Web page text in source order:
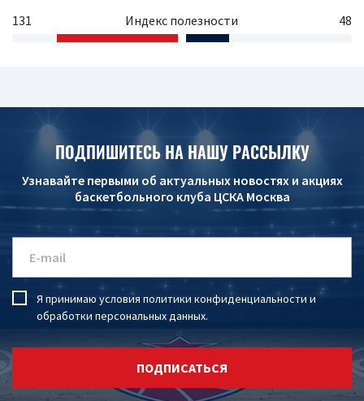
131 Индекс полезности 48
ПОДПИШИТЕСЬ НА НАШУ РАССЫЛКУ
Узнавайте первыми об актуальных новостях и акциях
баскетбольного клуба ЦСКА Москва
Я принимаю условия политики конфиденциальности и
обработки персональных данных.
ПОДПИСАТЬСЯ